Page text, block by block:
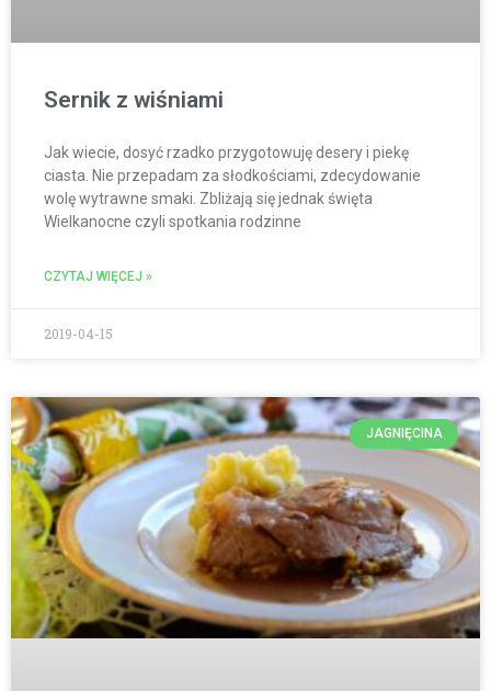
Sernik z wiśniami
Jak wiecie, dosyć rzadko przygotowuję desery i piekę
ciasta. Nie przepadam za słodkościami, zdecydowanie
wolę wytrawne smaki. Zbliżają się jednak święta
Wielkanocne czyli spotkania rodzinne
CZYTAJ WIĘCEJ »
2019-04-15
JAGNIĘCINA